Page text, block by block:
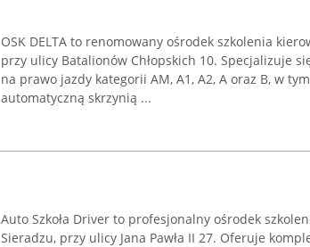
OSK DELTA to renomowany ośrodek szkolenia
przy ulicy Batalionów Chłopskich 10. Specjalizuje
na prawo jazdy kategorii AM, A1, A2, A oraz B, w
automatyczną skrzynią ...
Auto Szkoła Driver to profesjonalny ośrodek
Sieradzu, przy ulicy Jana Pawła II 27. Oferuje